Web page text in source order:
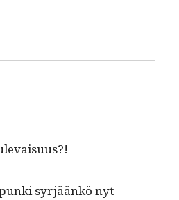
syr­jäänkö nyt